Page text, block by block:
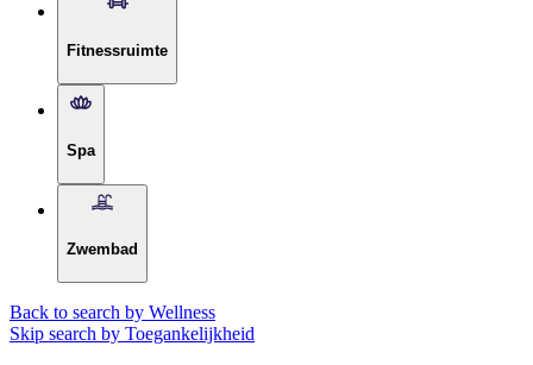
Fitnessruimte
Spa
Zwembad
Back to search by Wellness
Skip search by Toegankelijkheid